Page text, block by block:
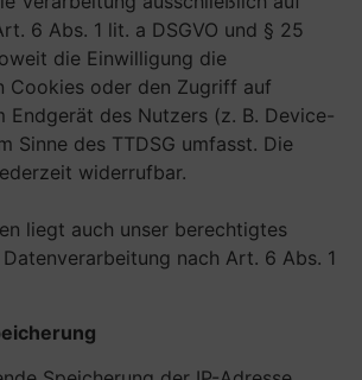
6 Abs. 1 lit. a DSGVO und § 25
die Einwilligung die
Cookies oder den Zugriff auf
Endgerät des Nutzers (z. B. Device-
Sinne des TTDSG umfasst. Die
widerrufbar.
liegt auch unser berechtigtes
nach Art. 6 Abs. 1